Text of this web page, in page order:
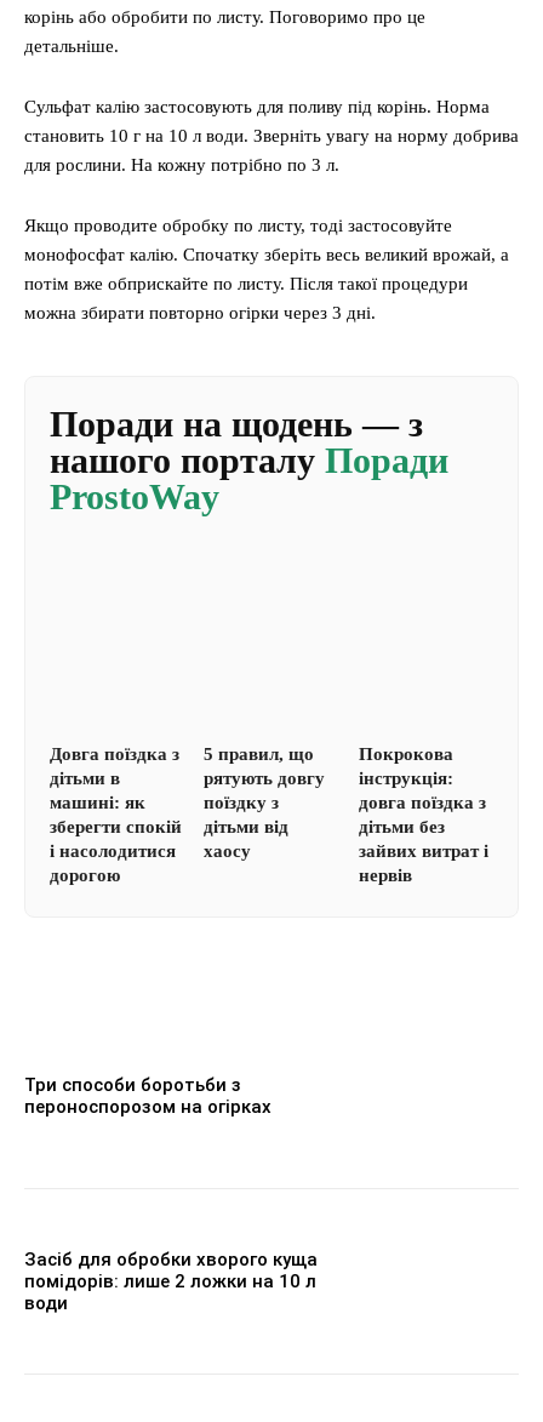
корінь або обробити по листу. Поговоримо про це
детальніше.
Сульфат калію застосовують для поливу під корінь. Норма
становить 10 г на 10 л води. Зверніть увагу на норму добрива
для рослини. На кожну потрібно по 3 л.
Якщо проводите обробку по листу, тоді застосовуйте
монофосфат калію. Спочатку зберіть весь великий врожай, а
потім вже обприскайте по листу. Після такої процедури
можна збирати повторно огірки через 3 дні.
Поради на щодень — з
нашого порталу Поради
ProstoWay
Довга поїздка з
дітьми в
машині: як
зберегти спокій
і насолодитися
дорогою
5 правил, що
рятують довгу
поїздку з
дітьми від
хаосу
Покрокова
інструкція:
довга поїздка з
дітьми без
зайвих витрат і
нервів
Три способи боротьби з
пероноспорозом на огірках
Засіб для обробки хворого куща
помідорів: лише 2 ложки на 10 л
води